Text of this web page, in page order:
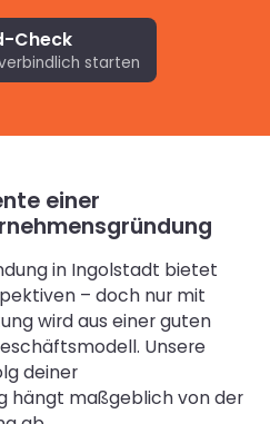
Check
starten
einer
in Ingolstadt bietet
– doch nur mit
wird aus einer guten
Unsere
deiner
hängt maßgeblich von der